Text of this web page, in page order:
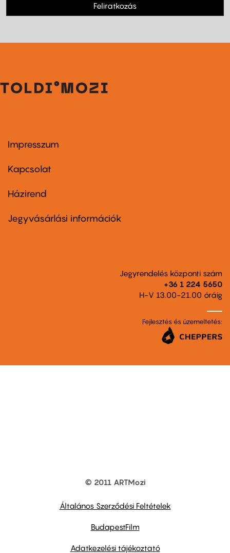
Feliratkozás
Footer
first
Impresszum
Kapcsolat
Footer
second
Házirend
Jegyvásárlási információk
Jegyrendelés központi szám
+36 1 224 5650
H-V 13.00-21.00 óráig
Fejlesztés és üzemeltetés:
© 2011 ARTMozi
Általános Szerződési Feltételek
BudapestFilm
Adatkezelési tájékoztató